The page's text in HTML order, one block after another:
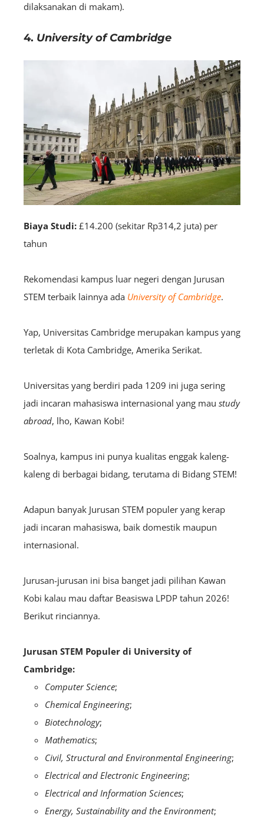
dilaksanakan di makam).
4. University of Cambridge
Biaya Studi: £14.200 (sekitar Rp314,2 juta) per
tahun
Rekomendasi kampus luar negeri dengan Jurusan
STEM terbaik lainnya ada University of Cambridge.
Yap, Universitas Cambridge merupakan kampus yang
terletak di Kota Cambridge, Amerika Serikat.
Universitas yang berdiri pada 1209 ini juga sering
jadi incaran mahasiswa internasional yang mau study
abroad, lho, Kawan Kobi!
Soalnya, kampus ini punya kualitas enggak kaleng-
kaleng di berbagai bidang, terutama di Bidang STEM!
Adapun banyak Jurusan STEM populer yang kerap
jadi incaran mahasiswa, baik domestik maupun
internasional.
Jurusan-jurusan ini bisa banget jadi pilihan Kawan
Kobi kalau mau daftar Beasiswa LPDP tahun 2026!
Berikut rinciannya.
Jurusan STEM Populer di University of
Cambridge:
Computer Science;
Chemical Engineering;
Biotechnology;
Mathematics;
Civil, Structural and Environmental Engineering;
Electrical and Electronic Engineering;
Electrical and Information Sciences;
Energy, Sustainability and the Environment;